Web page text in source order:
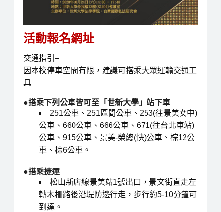
活動報名網址
交通指引–
因本校停車空間有限，建議可搭乘大眾運輸交通工
具
●搭乘下列公車皆可至「世新大學」站下車
251公車、251區間公車、253(往景美女中)
公車、660公車、666公車、671(往台北車站)
公車、915公車、景美-榮總(快)公車、棕12公
車、棕6公車。
●搭乘捷運
松山新店線景美站1號出口，景文街直走左
轉木柵路後沿堤防邊行走，步行約5-10分鐘可
到達。